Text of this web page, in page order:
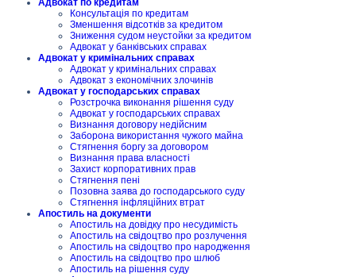
Адвокат по кредитам
Консультація по кредитам
Зменшення відсотків за кредитом
Зниження судом неустойки за кредитом
Адвокат у банківських справах
Адвокат у кримінальних справах
Адвокат у кримінальних справах
Адвокат з економічних злочинів
Адвокат у господарських справах
Розстрочка виконання рішення суду
Адвокат у господарських справах
Визнання договору недійсним
Заборона використання чужого майна
Стягнення боргу за договором
Визнання права власності
Захист корпоративних прав
Стягнення пені
Позовна заява до господарського суду
Стягнення інфляційних втрат
Апостиль на документи
Апостиль на довідку про несудимість
Апостиль на свідоцтво про розлучення
Апостиль на свідоцтво про народження
Апостиль на свідоцтво про шлюб
Апостиль на рішення суду